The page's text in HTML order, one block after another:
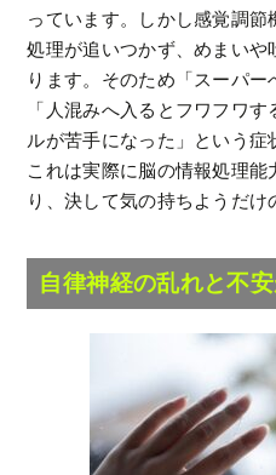
っています。しかし感覚調
処理が追いつかず、めまい
ります。そのため「スーパー
「人混みへ入るとフワフワ
ルが苦手になった」という症
これは実際に脳の情報処理
り、決して気の持ちようだけ
自律神経の乱れと不